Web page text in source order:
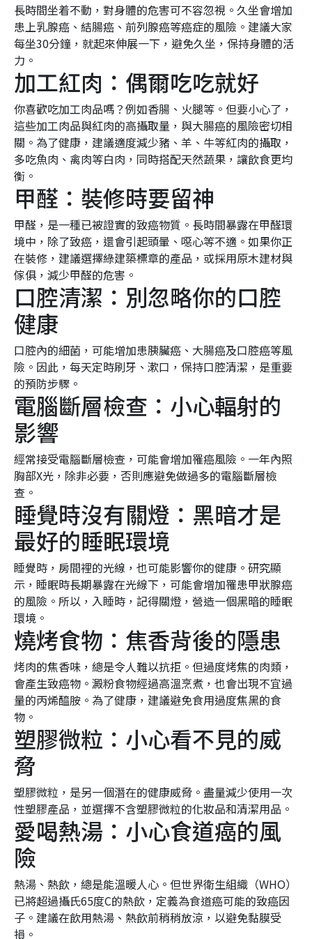
長時間坐着不動，對身體的危害可不容忽視。久坐會增加
患上乳腺癌、結腸癌、前列腺癌等癌症的風險。建議大家
每坐30分鐘，就起來伸展一下，避免久坐，保持身體的活
力。
加工紅肉：偶爾吃吃就好
你喜歡吃加工肉品嗎？例如香腸、火腿等。但要小心了，
這些加工肉品與紅肉的高攝取量，與大腸癌的風險密切相
關。為了健康，建議適度減少豬、羊、牛等紅肉的攝取，
多吃魚肉、禽肉等白肉，同時搭配天然蔬果，讓飲食更均
衡。
甲醛：裝修時要留神
甲醛，是一種已被證實的致癌物質。長時間暴露在甲醛環
境中，除了致癌，還會引起頭暈、噁心等不適。如果你正
在裝修，建議選擇綠建築標章的產品，或採用原木建材與
傢俱，減少甲醛的危害。
口腔清潔：別忽略你的口腔
健康
口腔內的細菌，可能增加患胰臟癌、大腸癌及口腔癌等風
險。因此，每天定時刷牙、漱口，保持口腔清潔，是重要
的預防步驟。
電腦斷層檢查：小心輻射的
影響
經常接受電腦斷層檢查，可能會增加罹癌風險。一年內照
胸部X光，除非必要，否則應避免做過多的電腦斷層檢
查。
睡覺時沒有關燈：黑暗才是
最好的睡眠環境
睡覺時，房間裡的光線，也可能影響你的健康。研究顯
示，睡眠時長期暴露在光線下，可能會增加罹患甲狀腺癌
的風險。所以，入睡時，記得關燈，營造一個黑暗的睡眠
環境。
燒烤食物：焦香背後的隱患
烤肉的焦香味，總是令人難以抗拒。但過度烤焦的肉類，
會產生致癌物。澱粉食物經過高溫烹煮，也會出現不宜過
量的丙烯醯胺。為了健康，建議避免食用過度焦黑的食
物。
塑膠微粒：小心看不見的威
脅
塑膠微粒，是另一個潛在的健康威脅。盡量減少使用一次
性塑膠產品，並選擇不含塑膠微粒的化妝品和清潔用品。
愛喝熱湯：小心食道癌的風
險
熱湯、熱飲，總是能溫暖人心。但世界衛生組織（WHO）
已將超過攝氏65度C的熱飲，定義為食道癌可能的致癌因
子。建議在飲用熱湯、熱飲前稍稍放涼，以避免黏膜受
損。